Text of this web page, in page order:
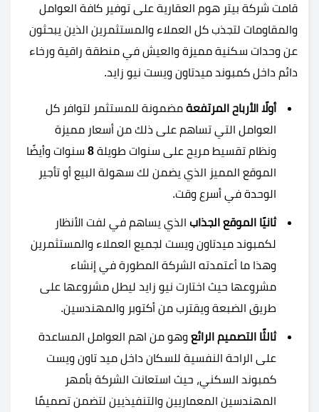
قامت شركة بيتر هوم العقارية على توفير كافة العوامل
والمقاومات لتجذب كل العملاء والمستثمرين الذين يبحثون
عن وحدات سكنية مميزة والعيش في منطقة راقية ورخاء
دائم داخل كمبوند ميدتاون ويست نيو زايد.
أولًا الأرباح المرتفعة مضمونة للمستثمر لتوافر كل
العوامل التي تساهم على ذلك من أسعار مميزة
ونظام تقسيط مريح على سنوات طويلة 8 سنوات وأيضًا
الموقع المميز الذي يضمن لك سهولة البيع أو تأجير
الوحدة في أسرع وقت.
ثانيًا الموقع الجذاب الذي يساهم في لفت الأنظار
لكمبوند ميدتاون ويست لجميع العملاء والمستثمرين
وهذا ما أعتمدته الشركة المطورة في إنشاء
مشروعها حيث اختارت نيو زايد ليطل مشروعها على
طريق الضبعة ويقترب من أكتوبر والمهندسين.
ثالثًا التصميم الرائع وهو من اهم العوامل المساعدة
على الراحة النفسية للسكان داخل ميد تاون ويست
كمبوند السكني، حيث استعانت الشركة بأمهر
المهندسين المعماريين والتنفيذيين لتضمن تصميمًا